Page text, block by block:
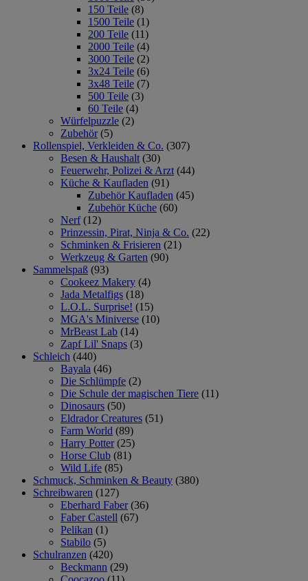
150 Teile (8)
1500 Teile (1)
200 Teile (11)
2000 Teile (4)
3000 Teile (2)
3x24 Teile (6)
3x48 Teile (7)
500 Teile (3)
60 Teile (4)
Würfelpuzzle (2)
Zubehör (5)
Rollenspiel, Verkleiden & Co. (307)
Besen & Haushalt (30)
Feuerwehr, Polizei & Arzt (44)
Küche & Kaufladen (91)
Zubehör Kaufladen (45)
Zubehör Küche (60)
Nerf (12)
Prinzessin, Pirat, Ninja & Co. (22)
Schminken & Frisieren (21)
Werkzeug & Garten (90)
Sammelspaß (93)
Cookeez Makery (4)
Jada Metalfigs (18)
L.O.L. Surprise! (15)
MGA's Miniverse (10)
MrBeast Lab (14)
Zapf Lil' Snaps (3)
Schleich (440)
Bayala (46)
Die Schlümpfe (2)
Die Schule der magischen Tiere (11)
Dinosaurs (50)
Eldrador Creatures (51)
Farm World (89)
Harry Potter (25)
Horse Club (81)
Wild Life (85)
Schmuck, Schminken & Beauty (380)
Schreibwaren (127)
Eberhard Faber (36)
Faber Castell (67)
Pelikan (1)
Stabilo (5)
Schulranzen (420)
Beckmann (29)